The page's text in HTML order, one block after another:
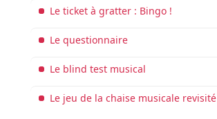
Le ticket à gratter : Bingo !
Le questionnaire
Le blind test musical
Le jeu de la chaise musicale revisité